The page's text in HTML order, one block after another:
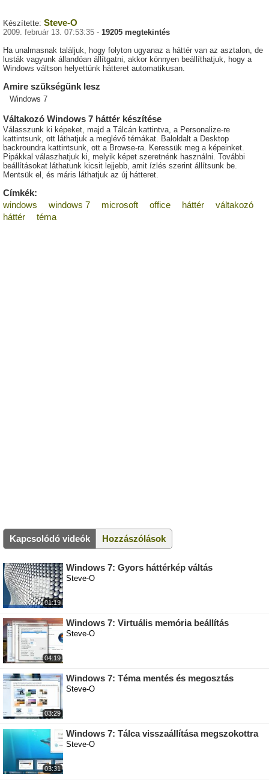
Készítette: Steve-O
2009. február 13. 07:53:35 - 19205 megtekintés
Ha unalmasnak találjuk, hogy folyton ugyanaz a háttér van az asztalon, de
lusták vagyunk állandóan állítgatni, akkor könnyen beállíthatjuk, hogy a
Windows váltson helyettünk hátteret automatikusan.
Amire szükségünk lesz
Windows 7
Váltakozó Windows 7 háttér készítése
Válasszunk ki képeket, majd a Tálcán kattintva, a Personalize-re
kattintsunk, ott láthatjuk a meglévő témákat. Baloldalt a Desktop
backroundra kattintsunk, ott a Browse-ra. Keressük meg a képeinket.
Pipákkal válaszhatjuk ki, melyik képet szeretnénk használni. További
beállításokat láthatunk kicsit lejjebb, amit ízlés szerint állítsunk be.
Mentsük el, és máris láthatjuk az új hátteret.
Címkék:
windows
windows 7 microsoft office háttér
váltakozó
háttér
téma
Kapcsolódó videók Hozzászólások
01:19
Windows 7: Gyors háttérkép váltás
Steve-O
04:19
Windows 7: Virtuális memória beállítás
Steve-O
03:29
Windows 7: Téma mentés és megosztás
Steve-O
03:31
Windows 7: Tálca visszaállítása megszokottra
Steve-O